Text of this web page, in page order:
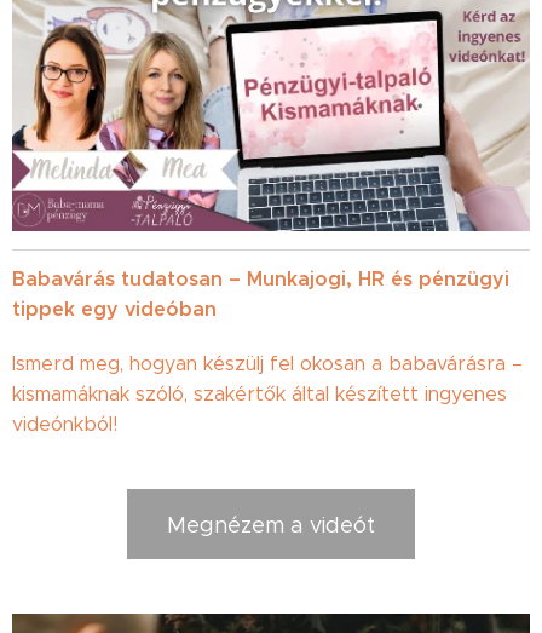
Babavárás tudatosan – Munkajogi, HR és pénzügyi
tippek egy videóban
Ismerd meg, hogyan készülj fel okosan a babavárásra –
kismamáknak szóló, szakértők által készített ingyenes
videónkból!
Megnézem a videót